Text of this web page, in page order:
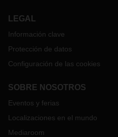
LEGAL
Información clave
Protección de datos
Configuración de las cookies
SOBRE NOSOTROS
Eventos y ferias
Localizaciones en el mundo
Mediaroom